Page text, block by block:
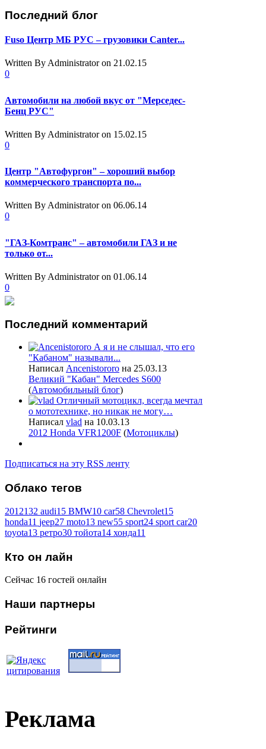
Последний блог
Fuso Центр МБ РУС – грузовики Canter...
Written By Administrator on 21.02.15
0
Автомобили на любой вкус от "Мерседес-
Бенц РУС"
Written By Administrator on 15.02.15
0
Центр "Автофургон" – хороший выбор
коммерческого транспорта по...
Written By Administrator on 06.06.14
0
"ГАЗ-Комтранс" – автомобили ГАЗ и не
только от...
Written By Administrator on 01.06.14
0
Последний комментарий
А я и не слышал, что его
"Кабаном" называли...
Написал Ancenistororo на 25.03.13
Великий "Кабан" Mercedes S600
(Автомобильный блог)
Отличный мотоцикл, всегда мечтал
о мототехнике, но никак не могу…
Написал vlad на 10.03.13
2012 Honda VFR1200F (Мотоциклы)
Подписаться на эту RSS ленту
Облако тегов
2012132 audi15 BMW10 car58 Chevrolet15
honda11 jeep27 moto13 new55 sport24 sport car20
toyota13 ретро30 тойота14 хонда11
Кто он лайн
Сейчас 16 гостей онлайн
Наши партнеры
Рейтинги
Реклама